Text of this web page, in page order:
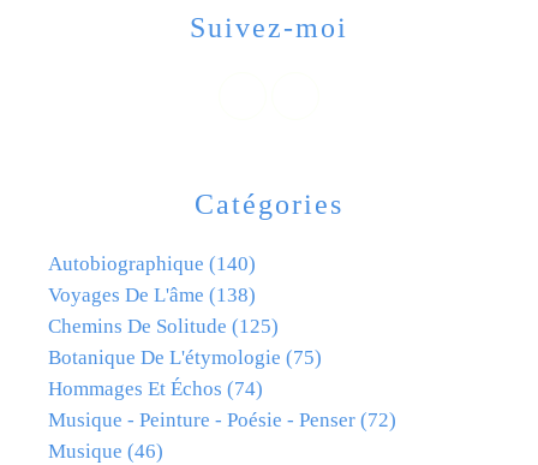
Catégories
Autobiographique (140)
Voyages De L'âme (138)
Chemins De Solitude (125)
Botanique De L'étymologie (75)
Hommages Et Échos (74)
Musique - Peinture - Poésie - Penser (72)
Musique (46)
Suivez-moi